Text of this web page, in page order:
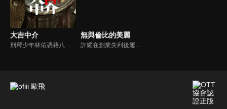
大吉中介
刑釋少年林佑憑藉八字過硬誤入“大吉仲介”，成為凶宅試睡員，他聯手“異瞳”少女許柳柳，破解一樁樁執念迷局。看似詭異的“鬧鬼”事件，實則暗藏人性的驚天反轉。他們用漫畫超度世間未了情感，亦或破除自我心魔，在陰陽交界完成自我救贖。
無與倫比的美麗
許耀在創業失利後屢敗屢戰， 卻意外在職場遇到失聯多年的前女友。北漂女孩余佳恩因為職場上的不圓滑，在30歲的節點遭遇裁員；自稱渣女的張清在職場游刃有餘，卻花十年治癒原生家庭傷害；家庭主婦李念歡走出家庭壁壘後展開了一段相濡以沫的情感。三對正值「青年危機」的都市男女攜手走出生活困境。